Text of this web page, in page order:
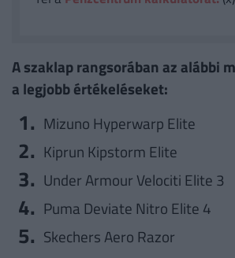
A szaklap rangsorában az alábbi
a legjobb értékeléseket:
Mizuno Hyperwarp Elite
Kiprun Kipstorm Elite
Under Armour Velociti Elite 3
Puma Deviate Nitro Elite 4
Skechers Aero Razor